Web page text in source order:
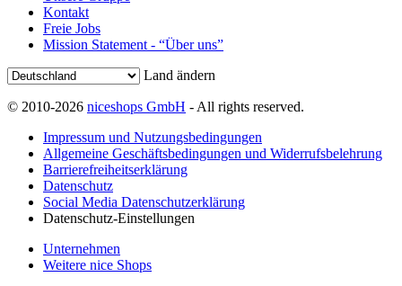
Kontakt
Freie Jobs
Mission Statement - “Über uns”
Land ändern
© 2010-2026 niceshops GmbH - All rights reserved.
Impressum und Nutzungsbedingungen
Allgemeine Geschäftsbedingungen und Widerrufsbelehrung
Barrierefreiheitserklärung
Datenschutz
Social Media Datenschutzerklärung
Datenschutz-Einstellungen
Unternehmen
Weitere nice Shops